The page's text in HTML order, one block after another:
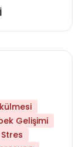
Gelişimi
Stres